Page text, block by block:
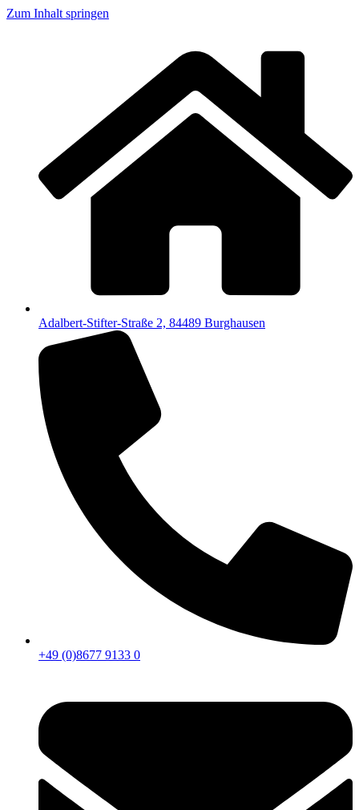
Zum Inhalt springen
Adalbert-Stifter-Straße 2, 84489 Burghausen
+49 (0)8677 9133 0